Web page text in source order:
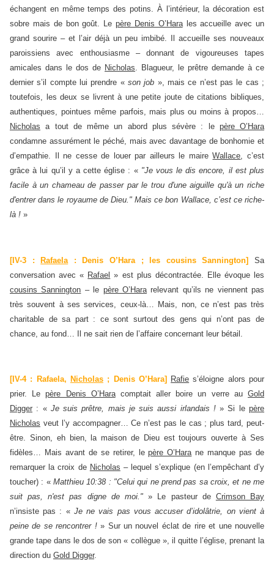
échangent en même temps des potins. À l’intérieur, la décoration est
sobre mais de bon goût. Le père Denis O’Harales accueille avec un
grand sourire – et l’air déjà un peu imbibé. Il accueille ses nouveaux
paroissiens avec enthousiasme – donnant de vigoureuses tapes
amicales dans le dos de Nicholas. Blagueur, le prêtre demande à ce
dernier s’il compte lui prendre « son job », mais ce n’est pas le cas ;
toutefois, les deux se livrent à une petite joute de citations bibliques,
authentiques, pointues même parfois, mais plus ou moins à propos…
Nicholas a tout de même un abord plus sévère : le père O’Hara
condamne assurément le péché, mais avec davantage de bonhomie et
d’empathie. Il ne cesse de louer par ailleurs le maireWallace, c’est
grâce à lui qu’il y a cette église : « "Je vous le dis encore, il est plus
facile à un chameau de passer par le trou d'une aiguille qu'à un riche
d'entrer dans le royaume de Dieu." Mais ce bon Wallace, c’est ce riche-
là ! »
[IV-3 :Rafaela : Denis O’Hara ; les cousins Sannington] Sa
conversation avec « Rafael » est plus décontractée. Elle évoque les
cousins Sannington – le père O’Hara relevant qu’ils ne viennent pas
très souvent à ses services, ceux-là… Mais, non, ce n’est pas très
charitable de sa part : ce sont surtout des gens qui n’ont pas de
chance, au fond… Il ne sait rien de l’affaire concernant leur bétail.
[IV-4 : Rafaela, Nicholas; Denis O’Hara] Rafie s’éloigne alors pour
prier. Lepère Denis O’Haracomptait aller boire un verre auGold
Digger : « Je suis prêtre, mais je suis aussi irlandais !» Si lepère
Nicholas veut l’y accompagner… Ce n’est pas le cas ; plus tard, peut-
être. Sinon, eh bien, la maison de Dieu est toujours ouverte à Ses
fidèles… Mais avant de se retirer, lepère O’Harane manque pas de
remarquer la croix de Nicholas – lequel s’explique (en l’empêchant d’y
toucher) : « Matthieu 10:38 : "Celui qui ne prend pas sa croix, et ne me
suit pas, n'est pas digne de moi." » Le pasteur de Crimson Bay
n’insiste pas : « Je ne vais pas vous accuser d’idolâtrie, on vient à
peine de se rencontrer !» Sur un nouvel éclat de rire et une nouvelle
grande tape dans le dos de son « collègue », il quitte l’église, prenant la
direction du Gold Digger.